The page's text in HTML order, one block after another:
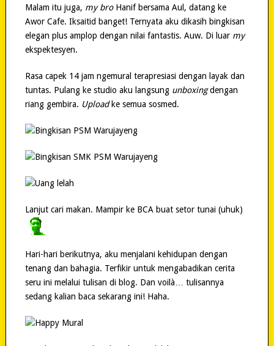
Malam itu juga, my broHanif bersama Aul, datang ke
Awor Cafe. Iksaitid banget! Ternyata aku dikasih bingkisan
elegan plus amplop dengan nilai fantastis. Auw. Di luar my
ekspektesyen.
Rasa capek 14 jam ngemural terapresiasi dengan layak dan
tuntas. Pulang ke studio aku langsung unboxingdengan
riang gembira. Uploadke semua sosmed.
Lanjut cari makan. Mampir ke BCA buat setor tunai (uhuk)
Hari-hari berikutnya, aku menjalani kehidupan dengan
tenang dan bahagia. Terfikir untuk mengabadikan cerita
seru ini melalui tulisan di blog. Dan voilà… tulisannya
sedang kalian baca sekarang ini! Haha.